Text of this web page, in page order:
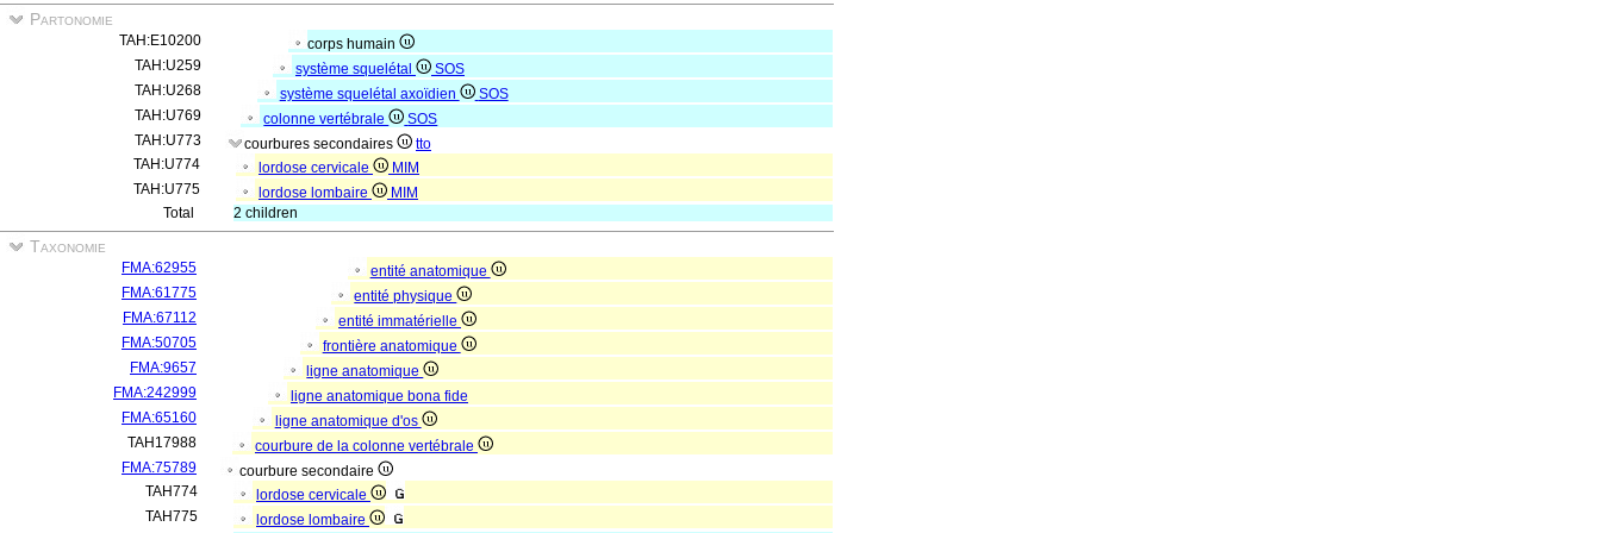
Partonomie
TAH:E10200
corps humain
TAH:U259
système squelétal
SOS
TAH:U268
système squelétal axoïdien
SOS
TAH:U769
colonne vertébrale
SOS
TAH:U773
courbures secondaires
tto
TAH:U774
lordose cervicale
MIM
TAH:U775
lordose lombaire
MIM
Total
2 children
Taxonomie
FMA:62955
entité anatomique
FMA:61775
entité physique
FMA:67112
entité immatérielle
FMA:50705
frontière anatomique
FMA:9657
ligne anatomique
FMA:242999
ligne anatomique bona fide
FMA:65160
ligne anatomique d'os
TAH17988
courbure de la colonne vertébrale
FMA:75789
courbure secondaire
TAH774
lordose cervicale
TAH775
lordose lombaire